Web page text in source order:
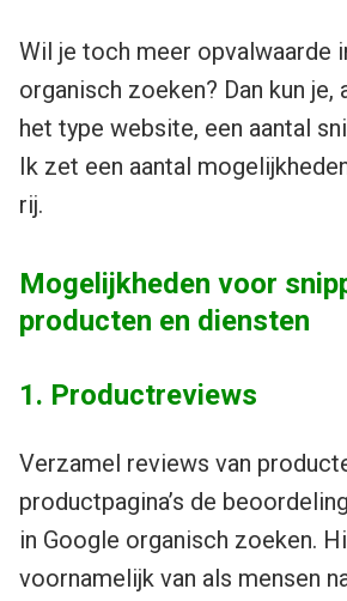
Wil je toch meer opvalwaarde
organisch zoeken? Dan kun je,
het type website, een aantal
Ik zet een aantal
rij.
Mogelijkheden voor
producten en diensten
1. Productreviews
Verzamel reviews van
productpagina’s de
in Google organisch zoeken.
voornamelijk van als mensen